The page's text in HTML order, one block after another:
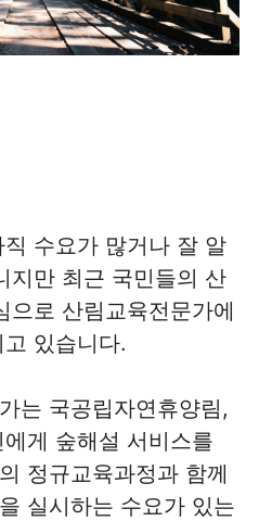
수요가 많거나 잘 알
지만 최근 국민들의 산
으로 산림교육전문가에
있습니다.
는 국공립자연휴양림,
게 숲해설 서비스를
정규교육과정과 함께
실시하는 수요가 있는